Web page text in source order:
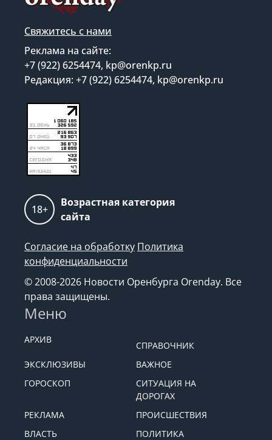
Свяжитесь с нами
Реклама на сайте:
+7 (922) 6254474, kp@orenkp.ru
Редакция: +7 (922) 6254474, kp@orenkp.ru
18+
Возрастная категория
сайта
Согласие на обработку Политика
конфиденциальности
© 2008-2026 Новости Оренбурга Orenday. Все
права защищены.
Меню
АРХИВ
СПРАВОЧНИК
ЭКСКЛЮЗИВЫ
ВАЖНОЕ
ГОРОСКОП
СИТУАЦИЯ НА
ДОРОГАХ
РЕКЛАМА
ПРОИСШЕСТВИЯ
ВЛАСТЬ
ПОЛИТИКА